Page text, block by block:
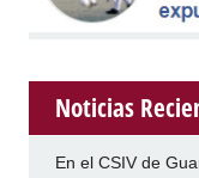
Noticias
En el CSIV de